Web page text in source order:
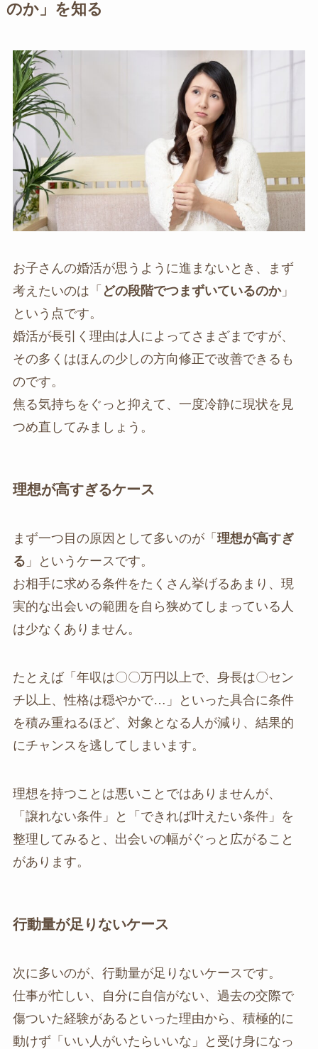
のか」を知る
お子さんの婚活が思うように進まないとき、まず
考えたいのは「 どの段階でつまずいているのか」
という点です。
婚活が長引く理由は人によってさまざまですが、
その多くはほんの少しの方向修正で改善できるも
のです。
焦る気持ちをぐっと抑えて、一度冷静に現状を見
つめ直してみましょう。
理想が高すぎるケース
まず一つ目の原因として多いのが「 理想が高すぎ
る 」というケースです。
お相手に求める条件をたくさん挙げるあまり、現
実的な出会いの範囲を自ら狭めてしまっている人
は少なくありません。
たとえば「年収は〇〇万円以上で、身長は〇セン
チ以上、性格は穏やかで…」といった具合に条件
を積み重ねるほど、対象となる人が減り、結果的
にチャンスを逃してしまいます。
理想を持つことは悪いことではありませんが、
「譲れない条件」と「できれば叶えたい条件」を
整理してみると、出会いの幅がぐっと広がること
があります。
行動量が足りないケース
次に多いのが、行動量が足りないケースです。
仕事が忙しい、自分に自信がない、過去の交際で
傷ついた経験があるといった理由から、積極的に
動けず「いい人がいたらいいな」と受け身になっ